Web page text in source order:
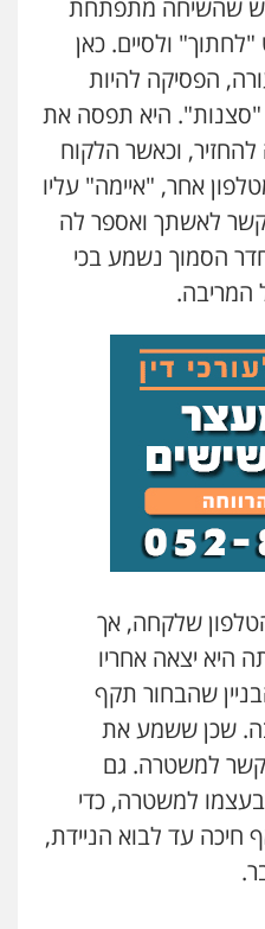
שהשיחה מתפתחת
"לחתוך" ולסיים. כאן
הפסיקה להיות
היא תפסה את
להחזיר, וכאשר הלקוח
אחר, "איימה" עליו
לאשתך ואספר לה
הסמוך נשמע בכי
המריבה.
שלקחה, אך
היא יצאה אחריו
שהבחור תקף
שכן ששמע את
למשטרה. גם
למשטרה, כדי
חיכה עד לבוא הניידת,